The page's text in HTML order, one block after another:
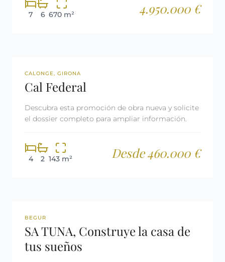
7 6 670 m² 4.950.000 €
OBRA NUEVA
CALONGE, GIRONA
Cal Federal
Descubra esta promoción de obra nueva y solicite
el dossier completo para ampliar información.
4 2 143 m² Desde 460.000 €
REF: 3071
BEGUR
SA TUNA, Construye la casa de
tus sueños